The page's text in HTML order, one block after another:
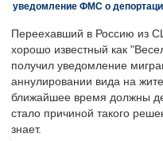
уведомление ФМС о
Переехавший в Россию из
хорошо известный как
получил уведомление
аннулировании вида на
ближайшее время должны
стало причиной такого
знает.